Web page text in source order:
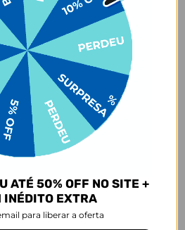
que você já conhece, sua bebida
horas ou fria por até 24 horas. Além
super prática, tornando o transporte
disponível em centenas de
os minimalistas até os pais de pets e
tudo sem mencionar todos os
fazem parte do nosso portfólio. Seja
uma estampa perfeita te
ou aventuras diárias, esta
quem busca praticidade e estilo.
dentro da garrafa.
ATÉ 50% OFF NO SITE +
INÉDITO EXTRA
para liberar a oferta